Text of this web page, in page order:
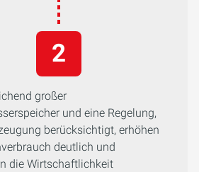
großer
und eine Regelung,
berücksichtigt, erhöhen
deutlich und
die Wirtschaftlichkeit